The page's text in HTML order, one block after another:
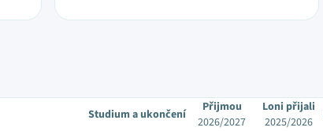
Studium a ukončení
Přijmou
2026/2027
Loni přijali
2025/2026